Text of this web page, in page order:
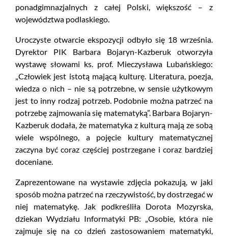
ponadgimnazjalnych z całej Polski, większość – z
województwa podlaskiego.
Uroczyste otwarcie ekspozycji odbyło się 18 września.
Dyrektor PIK Barbara Bojaryn-Kazberuk otworzyła
wystawę słowami ks. prof. Mieczysława Lubańskiego:
„Człowiek jest istotą mającą kulturę. Literatura, poezja,
wiedza o nich – nie są potrzebne, w sensie użytkowym
jest to inny rodzaj potrzeb. Podobnie można patrzeć na
potrzebę zajmowania się matematyką”. Barbara Bojaryn-
Kazberuk dodała, że matematyka z kulturą mają ze sobą
wiele wspólnego, a pojęcie kultury matematycznej
zaczyna być coraz częściej postrzegane i coraz bardziej
doceniane.
Zaprezentowane na wystawie zdjęcia pokazują, w jaki
sposób można patrzeć na rzeczywistość, by dostrzegać w
niej matematykę. Jak podkreśliła Dorota Mozyrska,
dziekan Wydziału Informatyki PB: „Osobie, która nie
zajmuje się na co dzień zastosowaniem matematyki,